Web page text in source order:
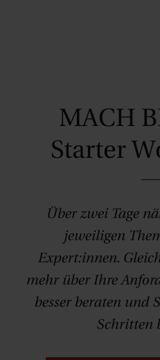
MACH
Starter
Über zwei Tage
jeweiligen
Expert:innen.
mehr über Ihre
besser beraten und
Schritten